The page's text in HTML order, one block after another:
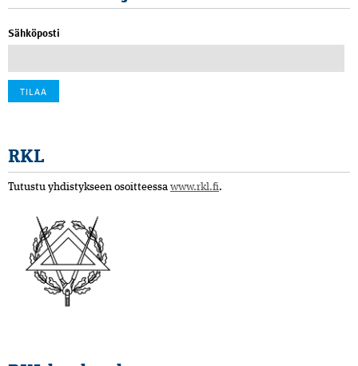
Sähköposti
RKL
Tutustu yhdistykseen osoitteessa www.rkl.fi.